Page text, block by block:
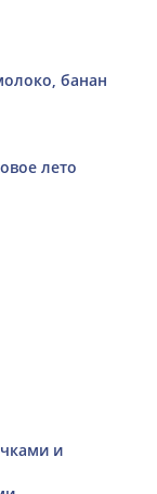
банан
лето
и